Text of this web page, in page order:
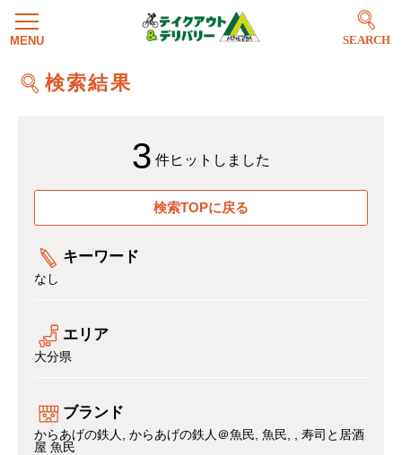
SEARCH
検索結果
3 件ヒットしました
検索TOPに戻る
キーワード
なし
エリア
大分県
ブランド
からあげの鉄人 からあげの鉄人＠魚民 魚民
寿司と居酒
屋 魚民